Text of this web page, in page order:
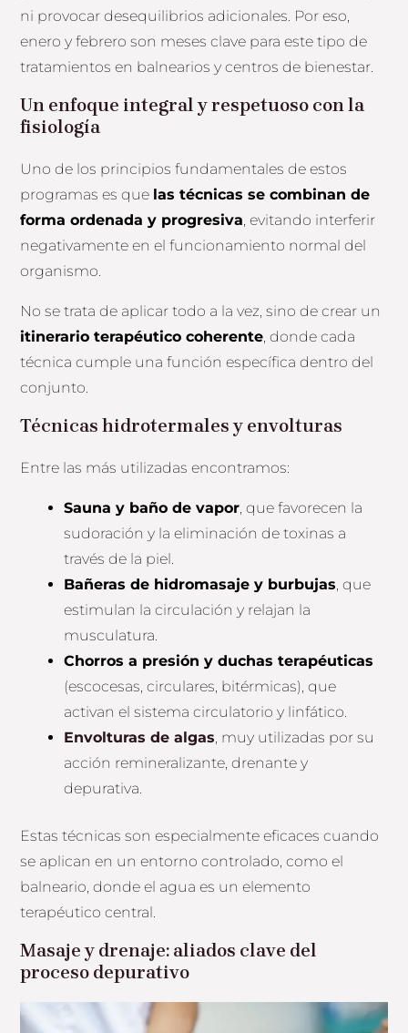
ni provocar desequilibrios adicionales. Por eso,
enero y febrero son meses clave para este tipo de
tratamientos en balnearios y centros de bienestar.
Un enfoque integral y respetuoso con la
fisiología
Uno de los principios fundamentales de estos
programas es que las técnicas se combinan de
forma ordenada y progresiva , evitando interferir
negativamente en el funcionamiento normal del
organismo.
No se trata de aplicar todo a la vez, sino de crear un
itinerario terapéutico coherente , donde cada
técnica cumple una función específica dentro del
conjunto.
Técnicas hidrotermales y envolturas
Entre las más utilizadas encontramos:
Sauna y baño de vapor , que favorecen la
sudoración y la eliminación de toxinas a
través de la piel.
Bañeras de hidromasaje y burbujas , que
estimulan la circulación y relajan la
musculatura.
Chorros a presión y duchas terapéuticas
(escocesas, circulares, bitérmicas), que
activan el sistema circulatorio y linfático.
Envolturas de algas , muy utilizadas por su
acción remineralizante, drenante y
depurativa.
Estas técnicas son especialmente eficaces cuando
se aplican en un entorno controlado, como el
balneario, donde el agua es un elemento
terapéutico central.
Masaje y drenaje: aliados clave del
proceso depurativo